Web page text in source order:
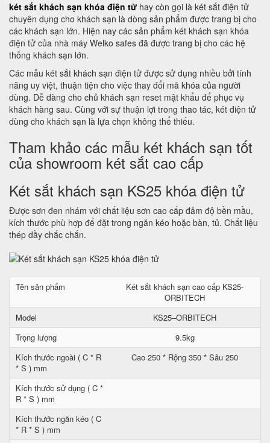
két sắt khách sạn khóa điện tử hay còn gọi là két sắt điện tử
chuyên dụng cho khách sạn là dòng sản phẩm được trang bị cho
các khách sạn lớn. Hiện nay các sản phẩm két khách sạn khóa
điện tử của nhà máy Welko safes đã được trang bị cho các hệ
thống khách sạn lớn.
Các mẫu két sắt khách sạn điện tử được sử dụng nhiều bởi tính
năng uy việt, thuận tiện cho việc thay đổi mã khóa của người
dùng. Dễ dàng cho chủ khách sạn reset mật khẩu để phục vụ
khách hàng sau. Cùng với sự thuận lợi trong thao tác, két điện tử
dùng cho khách sạn là lựa chọn không thể thiếu.
Tham khảo các mẫu két khách sạn tốt
của showroom két sắt cao cấp
Két sắt khách sạn KS25 khóa điện tử
Được sơn đen nhám với chất liệu sơn cao cấp đảm độ bền mầu,
kích thước phù hợp để đặt trong ngăn kéo hoặc bàn, tủ. Chất liệu
thép dầy chắc chắn.
Tên sản phẩm
Két sắt khách sạn cao cấp KS25-
ORBITECH
Model
KS25–ORBITECH
Trọng lượng
9.5kg
Kích thước ngoài ( C * R
* S ) mm
Cao 250 * Rộng 350 * Sâu 250
Kích thước sử dụng ( C *
R * S ) mm
Kích thước ngăn kéo ( C
* R * S ) mm